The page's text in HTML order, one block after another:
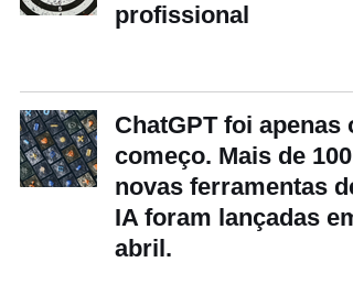
profissional
ChatGPT foi apenas o
começo. Mais de 100
novas ferramentas de
IA foram lançadas em
abril.